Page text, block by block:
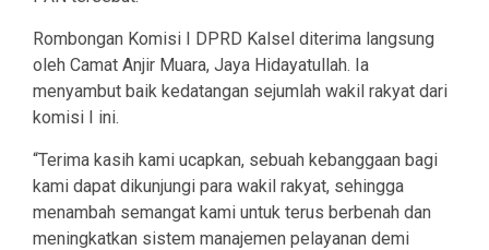
Rombongan Komisi I DPRD Kalsel diterima langsung
oleh Camat Anjir Muara, Jaya Hidayatullah. Ia
menyambut baik kedatangan sejumlah wakil rakyat dari
komisi I ini.
“Terima kasih kami ucapkan, sebuah kebanggaan bagi
kami dapat dikunjungi para wakil rakyat, sehingga
menambah semangat kami untuk terus berbenah dan
meningkatkan sistem manajemen pelayanan demi